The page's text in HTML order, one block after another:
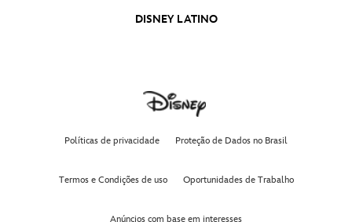
DISNEY LATINO
Políticas de privacidade Proteção de Dados no Brasil
Termos e Condições de uso Oportunidades de Trabalho
Anúncios com base em interesses